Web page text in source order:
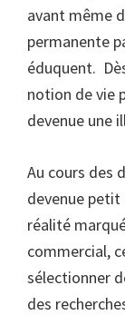
avant même
permanente
éduquent.
notion de vie
devenue une
Au cours des
devenue petit
réalité
commercial,
sélectionner
des